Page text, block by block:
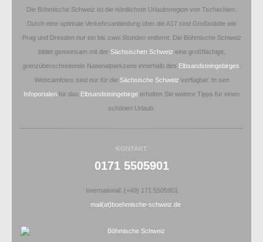
Die Böhmische Schweiz ist die nördlichste Urlaubsregion von Tschechien.
Durch eine optimale Verkehrsanbindung über die A17 sind Großstädte wie
Prag und Dresden nur ein bis zwei Stunden entfernt. Die Böhmische Schweiz
bildet gemeinsam mit der Sächsischen Schweiz eine großflächige,
grenzüberschreitende Nationalparkzone innerhalb des Elbsandsteingebirges
Webcamfotos sind nur für die Sächsische Schweiz verfügbar. In sen
Infoportalen für das Elbsandsteingebirge erhalten Sie weitere Tipps für einen
schönen Urlaub.
KONTAKT
0171 5505901
International: (+49) 171 5505901
mail(at)boehmische-schweiz.de